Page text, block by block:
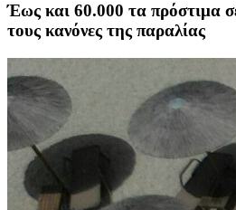
Έως και 60.000 τα πρόστιμα
τους κανόνες της παραλίας